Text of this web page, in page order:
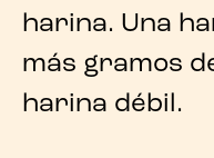
harina. Una
más gramos
harina débil.